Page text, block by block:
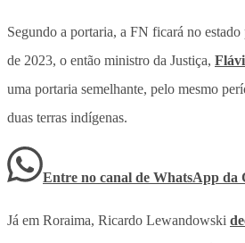
Segundo a portaria, a FN ficará no
de 2023, o então ministro da Justiça,
uma portaria semelhante, pelo mesmo
duas terras indígenas.
Entre no canal de WhatsApp da
Já em Roraima, Ricardo Lewandowski